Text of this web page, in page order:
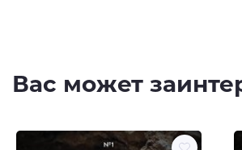
Вас может